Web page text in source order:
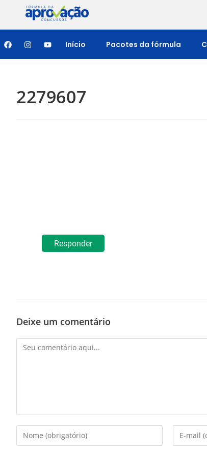
Início Pacotes da fórmula
2279607
Responder
Deixe um comentário